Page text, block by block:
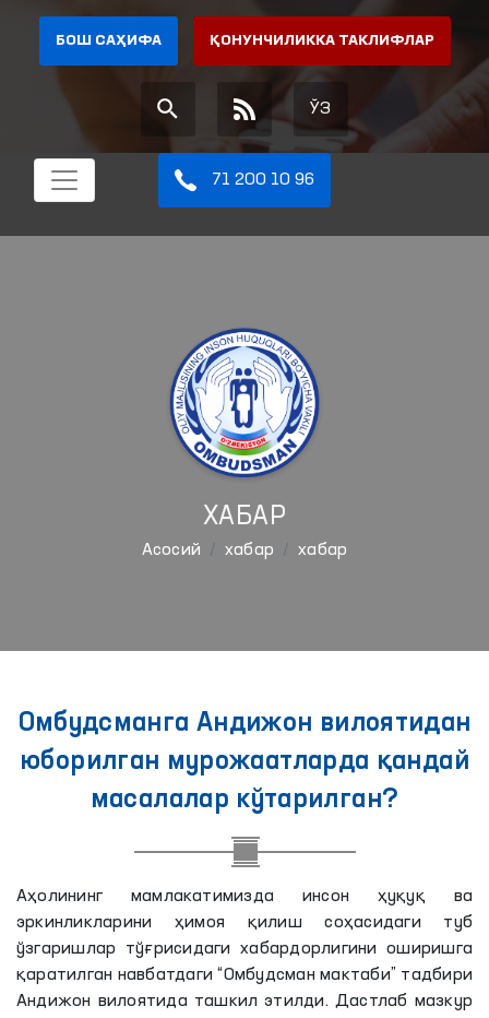
БОШ САҲИФА ҚОНУНЧИЛИККА ТАКЛИФЛАР
ЎЗ
71 200 10 96
ХАБАР
Aсосий хабар хабар
Омбудсманга Андижон вилоятидан
юборилган мурожаатларда қандай
масалалар кўтарилган?
Аҳолининг мамлакатимизда инсон ҳуқуқ ва
эркинликларини ҳимоя қилиш соҳасидаги туб
ўзгаришлар тўғрисидаги хабардорлигини оширишга
қаратилган навбатдаги “Омбудсман мактаби” тадбири
Андижон вилоятида ташкил этилди. Дастлаб мазкур